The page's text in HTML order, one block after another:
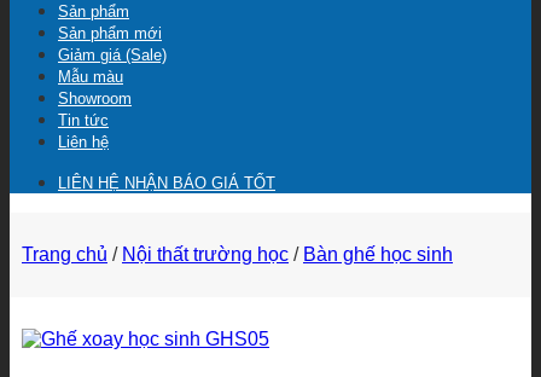
Sản phẩm
Sản phẩm mới
Giảm giá (Sale)
Mẫu màu
Showroom
Tin tức
Liên hệ
LIÊN HỆ NHẬN BÁO GIÁ TỐT
Trang chủ / Nội thất trường học / Bàn ghế học sinh